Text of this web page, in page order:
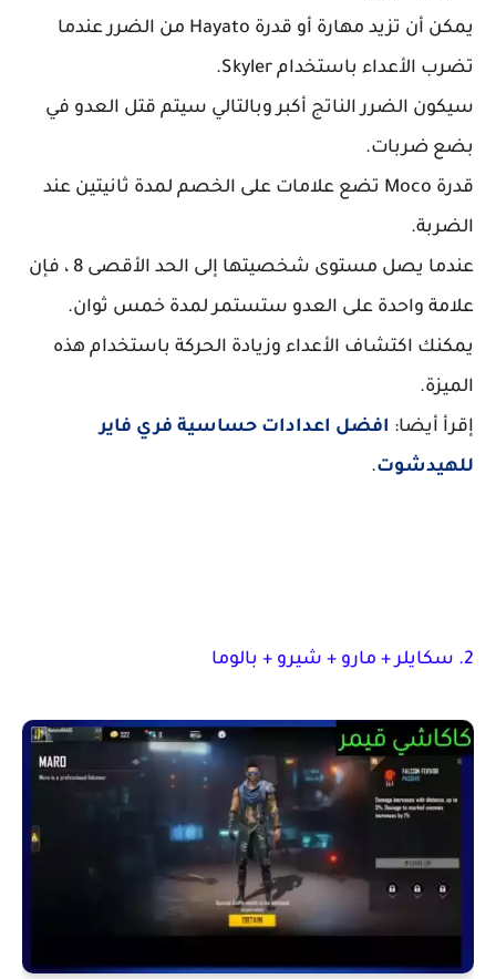
يمكن أن تزيد مهارة أو قدرة Hayato من الضرر عندما
تضرب الأعداء باستخدام Skyler.
سيكون الضرر الناتج أكبر وبالتالي سيتم قتل العدو في
بضع ضربات.
قدرة Moco تضع علامات على الخصم لمدة ثانيتين عند
الضربة.
عندما يصل مستوى شخصيتها إلى الحد الأقصى 8 ، فإن
علامة واحدة على العدو ستستمر لمدة خمس ثوان.
يمكنك اكتشاف الأعداء وزيادة الحركة باستخدام هذه
الميزة.
إقرأ أيضا: افضل اعدادات حساسية فري فاير
للهيدشوت.
2. سكايلر + مارو + شيرو + بالوما